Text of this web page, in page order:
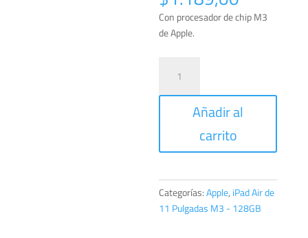
Con procesador de chip M3
de Apple.
de
Cellular
128GB
Añadir al
carrito
Categorías:Apple, iPad Air de
11 Pulgadas M3 - 128GB